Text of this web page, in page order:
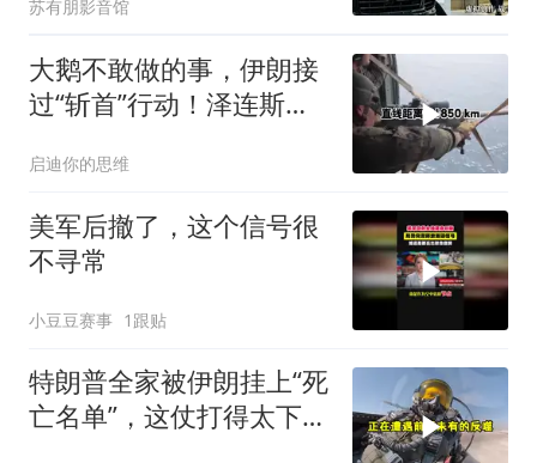
苏有朋影音馆
大鹅不敢做的事，伊朗接
过“斩首”行动！泽连斯基
启迪你的思维
美军后撤了，这个信号很
不寻常
小豆豆赛事 1跟贴
特朗普全家被伊朗挂上“死
亡名单”，这仗打得太下作